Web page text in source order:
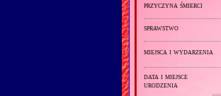
przyczyna śmierci
sprawstwo
miejsca i wydarzenia
data i miejsce
urodzenia